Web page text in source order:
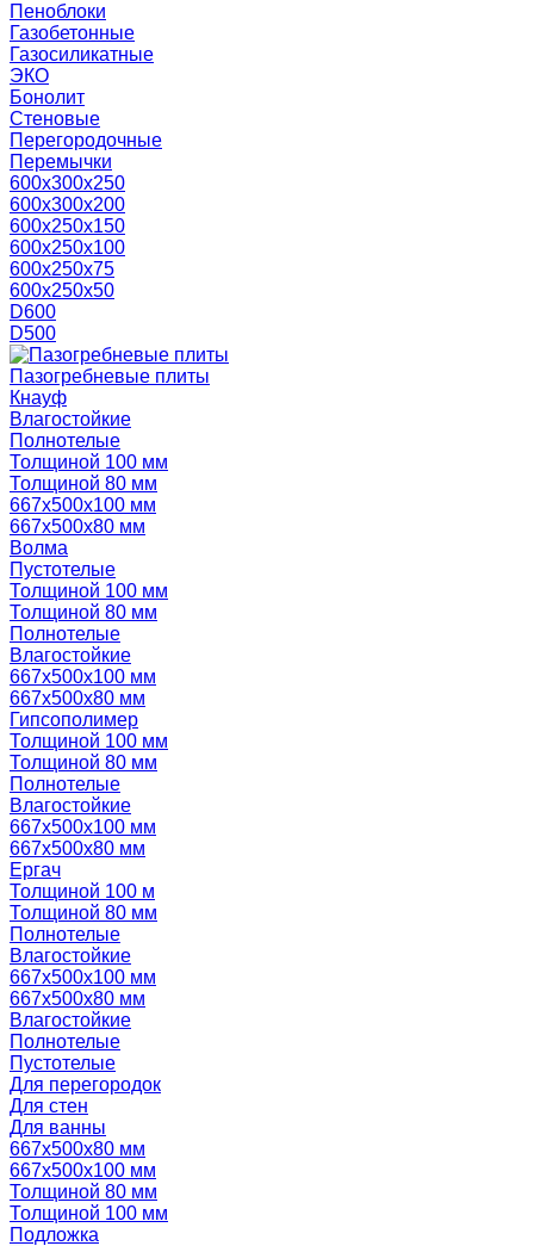
Пеноблоки
Газобетонные
Газосиликатные
ЭКО
Бонолит
Стеновые
Перегородочные
Перемычки
600х300х250
600х300х200
600х250х150
600х250х100
600х250х75
600х250х50
D600
D500
Пазогребневые плиты
Кнауф
Влагостойкие
Полнотелые
Толщиной 100 мм
Толщиной 80 мм
667х500х100 мм
667х500х80 мм
Волма
Пустотелые
Толщиной 100 мм
Толщиной 80 мм
Полнотелые
Влагостойкие
667х500х100 мм
667х500х80 мм
Гипсополимер
Толщиной 100 мм
Толщиной 80 мм
Полнотелые
Влагостойкие
667х500х100 мм
667х500х80 мм
Ергач
Толщиной 100 м
Толщиной 80 мм
Полнотелые
Влагостойкие
667х500х100 мм
667х500х80 мм
Влагостойкие
Полнотелые
Пустотелые
Для перегородок
Для стен
Для ванны
667х500х80 мм
667х500х100 мм
Толщиной 80 мм
Толщиной 100 мм
Подложка